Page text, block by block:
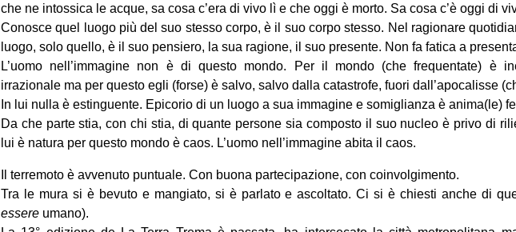
che ne intossica le acque, sa cosa c’era di vivo lì e che oggi è morto. Sa cosa c’è oggi di
Conosce quel luogo più del suo stesso corpo, è il suo corpo stesso. Nel ragionare
luogo, solo quello, è il suo pensiero, la sua ragione, il suo presente. Non fa fatica a
L’uomo nell’immagine non è di questo mondo. Per il mondo (che frequentate) è
irrazionale ma per questo egli (forse) è salvo, salvo dalla catastrofe, fuori dall’apocalisse
In lui nulla è estinguente. Epicorio di un luogo a sua immagine e somiglianza è anima(le)
Da che parte stia, con chi stia, di quante persone sia composto il suo nucleo è privo di
lui è natura per questo mondo è caos. L’uomo nell’immagine abita il caos.
Il terremoto è avvenuto puntuale. Con buona partecipazione, con coinvolgimento.
Tra le mura si è bevuto e mangiato, si è parlato e ascoltato. Ci si è chiesti anche di
essere umano).